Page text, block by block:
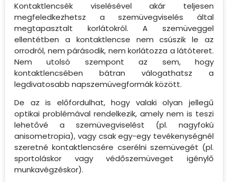
Kontaktlencsék viselésével akár teljesen
megfeledkezhetsz a szemüvegviselés által
megtapasztalt korlátokról. A szemüveggel
ellentétben a kontaktlencse nem csúszik le az
orrodról, nem párásodik, nem korlátozza a látóteret.
Nem utolsó szempont az sem, hogy
kontaktlencsében bátran válogathatsz a
legdivatosabb napszemüvegformák között.
De az is előfordulhat, hogy valaki olyan jellegű
optikai problémával rendelkezik, amely nem is teszi
lehetővé a szemüvegviselést (pl. nagyfokú
anisometropia), vagy csak egy-egy tevékenységnél
szeretné kontaktlencsére cserélni szemüvegét (pl.
sportoláskor vagy védőszemüveget igénylő
munkavégzéskor).